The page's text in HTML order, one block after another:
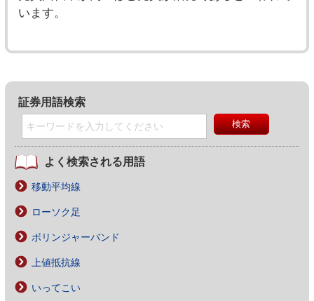
います。
証券用語検索
よく検索される用語
移動平均線
ローソク足
ボリンジャーバンド
上値抵抗線
いってこい